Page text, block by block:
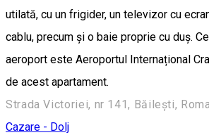
utilată, cu un frigider, un televizor cu
cablu, precum și o baie proprie cu duș.
aeroport este Aeroportul Internațional
de acest apartament.
Strada Victoriei, nr 141, Băilești,
Cazare - Dolj